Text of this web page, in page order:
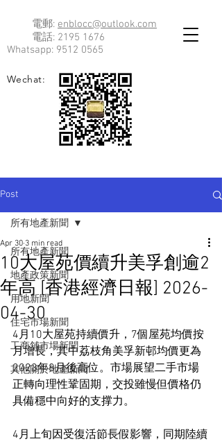
電郵: enblocc@outlook.com
電話: 2195 1676
Whatsapp: 9512 0565
Wechat:
Post
所有地產新聞
地產政策新聞
用地新聞
住宅市場新聞
工商舖市場新聞
其他關於地產新聞
所有地產新聞
10大屋苑價續升美孚創逾2
年高 [香港經濟日報] 2026-
04-30
Apr 30 3 min read
4月10大屋苑持續價升，7個屋苑均價按
月增長，其中荔枝角美孚新邨均價更為
2023年8月後高位。市場展望二手市場
正轉向理性鞏固期，交投雖慢但價格仍
具備穩中向好的支撑力。
4月上旬因受復活節長假影響，同期陸續